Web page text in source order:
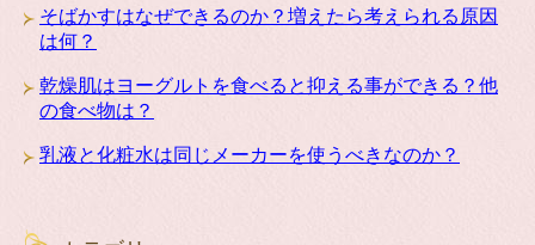
そばかすはなぜできるのか？増えたら考えられる原因
は何？
乾燥肌はヨーグルトを食べると抑える事ができる？他
の食べ物は？
乳液と化粧水は同じメーカーを使うべきなのか？